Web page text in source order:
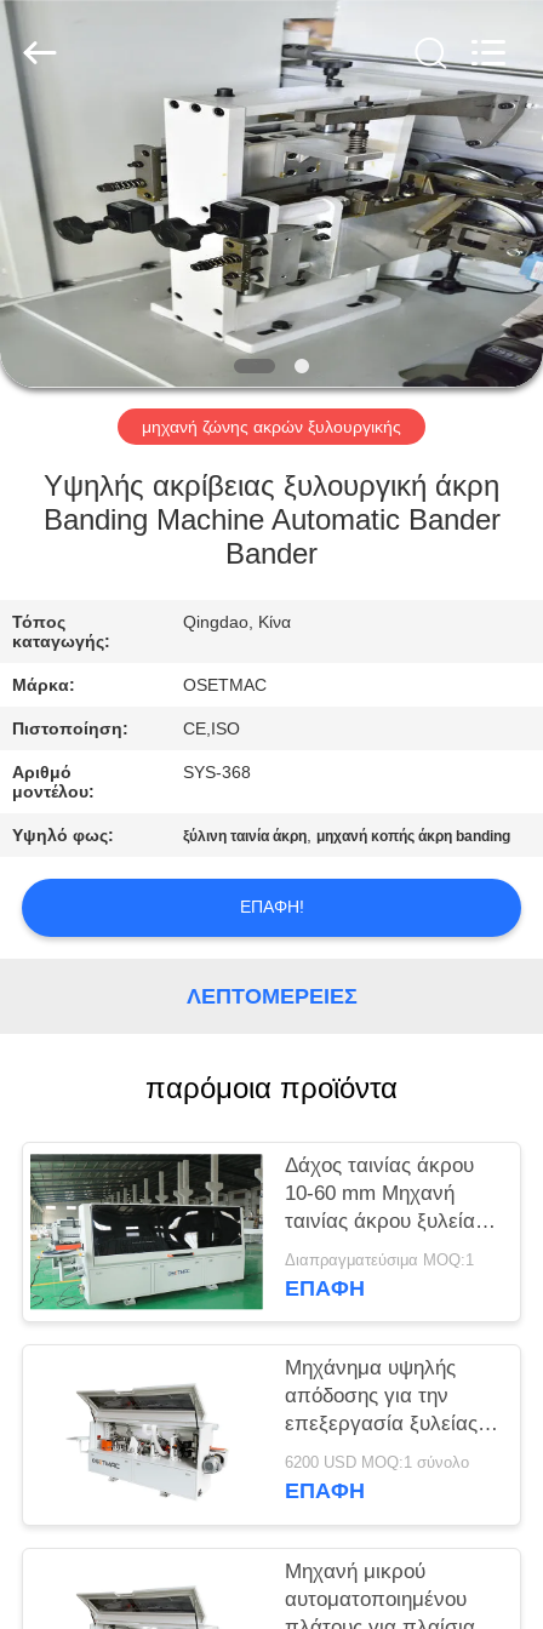
ΣΠΊΤΙ
ΠΡΟΪΌΝΤΑ
VR
ΠΑΡΟΥΣΙΆΣΤΕ
ΠΕΡΊΠΟΥ
ΓΎΡΟΣ
ΕΡΓΟΣΤΑΣΊΩΝ
ΠΟΙΟΤΙΚΌΣ
ΈΛΕΓΧΟΣ
ΜΑΣ
ΕΛΆΤΕ
ΣΕ
ΜΕ
ΖΗΤΉΣΤΕ
SITEMAP
PRIVACY
POLICY
INTERNATIONAL
TRADING
CO.,
LTD..
Rights
Reserved.
μηχανή ζώνης ακρών ξυλουργικής
Υψηλής ακρίβειας ξυλουργική άκρη
Banding Machine Automatic Bander
Bander
Τόπος
καταγωγής:
Qingdao, Κίνα
Μάρκα: OSETMAC
Πιστοποίηση: CE,ISO
Αριθμό
μοντέλου:
SYS-368
Υψηλό φως: ξύλινη ταινία άκρη,μηχανή κοπής άκρη banding
ΕΠΑΦΉ!
ΛΕΠΤΟΜΈΡΕΙΕΣ
παρόμοια προϊόντα
Δάχος ταινίας άκρου
10-60 mm Μηχανή
ταινίας άκρου ξυλείας
για συνεχή λειτουργία
Διαπραγματεύσιμα MOQ:1
ΕΠΑΦΉ
Μηχάνημα υψηλής
απόδοσης για την
επεξεργασία ξυλείας
για ομαλή και ακριβή
επεξεργασία άκρων
6200 USD MOQ:1 σύνολο
ΕΠΑΦΉ
Μηχανή μικρού
αυτοματοποιημένου